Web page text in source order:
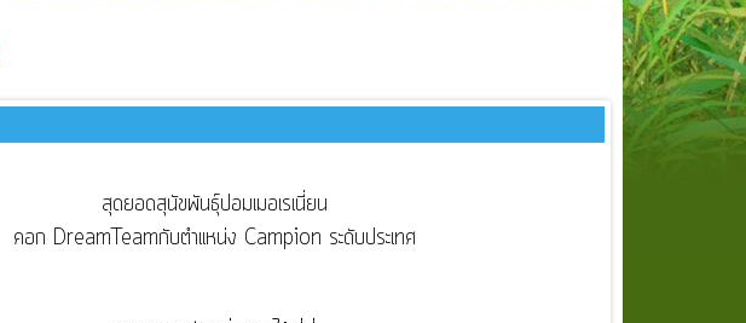
สุดยอดสุนัขพันธุ์ปอมเมอเรเนี่ยน
คอก DreamTeamกับตำแหน่ง Campion ระดับประเทศ